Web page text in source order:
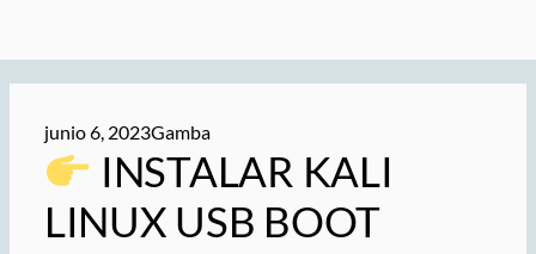
junio 6, 2023Gamba
INSTALAR KALI
LINUX USB BOOT